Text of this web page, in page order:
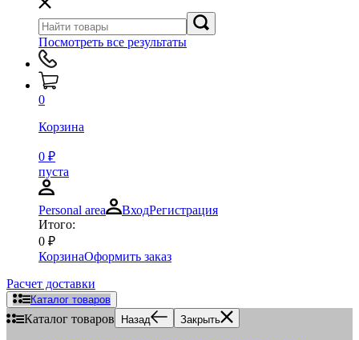
Посмотреть все результаты
0
Корзина
0 ₽
пуста
Personal area ВходРегистрация
Итого:
0 ₽
КорзинаОформить заказ
Расчет доставки
Каталог товаров
Каталог товаров Назад Закрыть